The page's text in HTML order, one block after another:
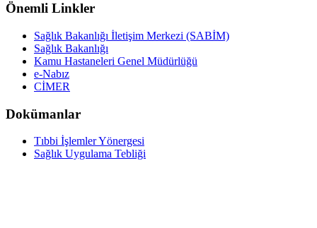
Önemli Linkler
Sağlık Bakanlığı İletişim Merkezi (SABİM)
Sağlık Bakanlığı
Kamu Hastaneleri Genel Müdürlüğü
e-Nabız
CİMER
Dokümanlar
Tıbbi İşlemler Yönergesi
Sağlık Uygulama Tebliği